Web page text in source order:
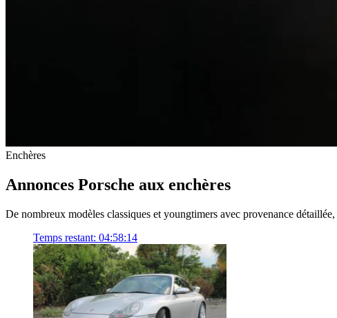
Enchères
Annonces Porsche aux enchères
De nombreux modèles classiques et youngtimers avec provenance
Temps restant: 04:58:14